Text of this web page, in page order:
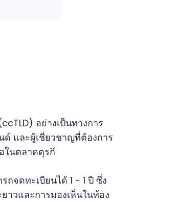
อย่างเป็นทางการ
ด์ และผู้เชี่ยวชาญที่ต้องการ
ในตลาดตุรกี
จดทะเบียนได้ 1 - 1 ปี ซึ่ง
าวและการมองเห็นในท้อง